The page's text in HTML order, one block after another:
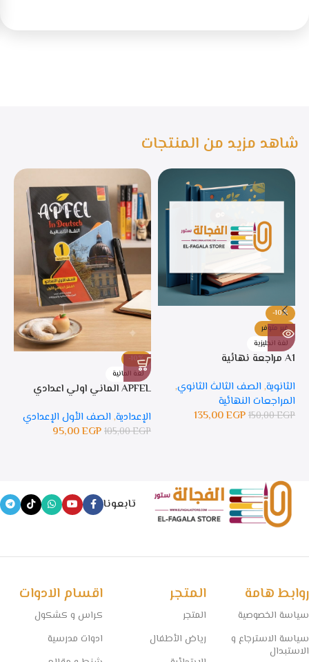
شاهد مزيد من المنتجات
-10%
غير متوفر
لغة انجليزية
A1 مراجعة نهائية
الثانوية, الصف الثالث الثانوي,
المراجعات النهائية
150,00EGP
135,00EGP
-10%
لغة المانية
APFEL الماني اولي اعدادي
الإعدادية, الصف الأول الإعدادي
105,00EGP
95,00EGP
تابعونا
روابط هامة
سياسة الخصوصية
سياسة الاسترجاع و
الاستبدال
المتجر
المتجر
رياض الأطفال
اقسام الادوات
كراس و كشكول
ادوات مدرسية